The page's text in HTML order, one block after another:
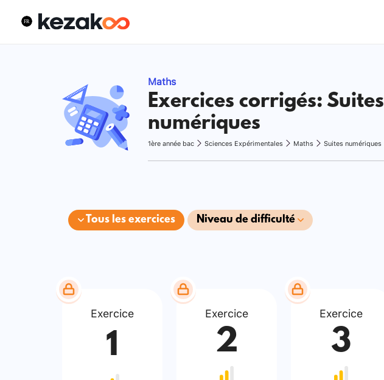
Maths
Exercices corrigés: Suites
numériques
1ère année bac Sciences Expérimentales Maths Suites numériques
Tous les exercices Niveau de difficulté
Exercice
1
Exercice
2
Exercice
3